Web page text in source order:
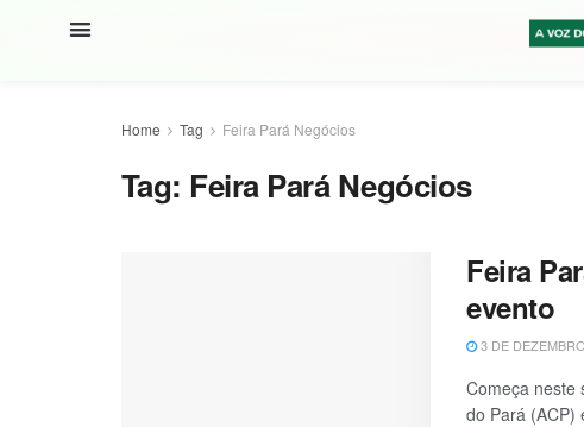
Home Tag Feira Pará Negócios
Tag: Feira Pará Negócios
Feira
evento
3 DE
Começa neste
do Pará (ACP)